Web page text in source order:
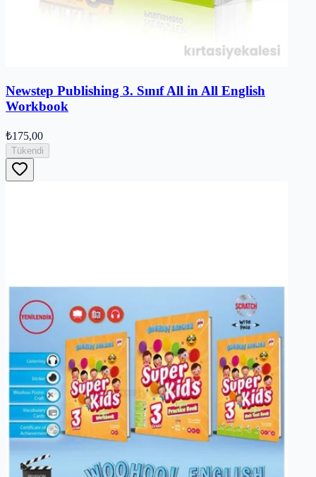
Newstep Publishing 3. Sınıf All in All English
Workbook
₺175,00
Tükendi